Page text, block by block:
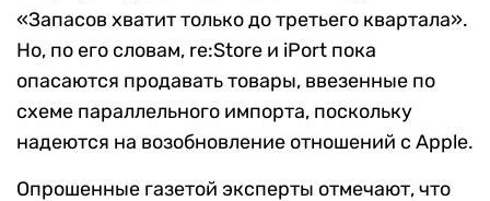
«Запасов хватит только до третьего квартала».
Но, по его словам, re:Store и iPort пока
опасаются продавать товары, ввезенные по
схеме параллельного импорта, поскольку
надеются на возобновление отношений с Apple.
Опрошенные газетой эксперты отмечают, что